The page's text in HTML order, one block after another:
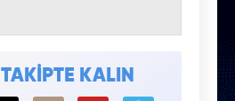
TAKİPTE KALIN